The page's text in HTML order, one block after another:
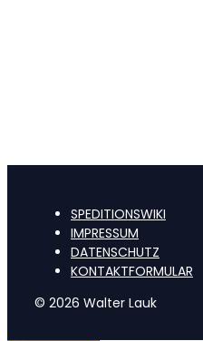
SPEDITIONSWIKI
IMPRESSUM
DATENSCHUTZ
KONTAKTFORMULAR
© 2026 Walter Lauk